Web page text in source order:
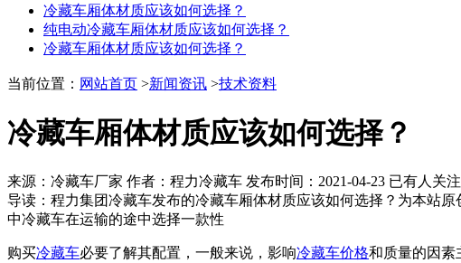
冷藏车厢体材质应该如何选择？
纯电动冷藏车厢体材质应该如何选择？
冷藏车厢体材质应该如何选择？
当前位置： 网站首页 >新闻资讯 >技术资料
冷藏车厢体材质应该如何选择？
来源：冷藏车厂家 作者：程力冷藏车 发布时间： 2021-04-23 已有人关注
导读： 程力集团冷藏车发布的冷藏车厢体材质应该如何选择？为本站
中冷藏车在运输的途中选择一款性
购买冷藏车必要了解其配置，一般来说，影响冷藏车价格和质量的因素